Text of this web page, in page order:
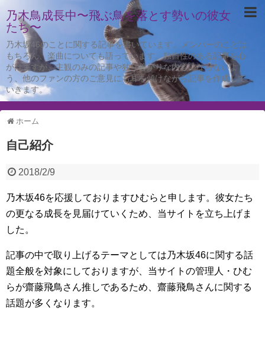
乃木鳥成長中〜飛ぶ鳥を落とす勢いの彼女
たち〜
乃木坂46のことに関する記事を書いています。メンバーのことは
もちろん、楽曲についても語っています。独自性のある記事を心
がけますが、主観のみの記事や独り善がりな内容にならないよ
う、他のファンの方のご意見にも耳を傾けながら記事を作成して
いきます。
ホーム
自己紹介
2018/2/9
乃木坂46を応援しておりますひむらと申します。彼女たち
の更なる成長を見届けていくため、当サイトを立ち上げま
した。
記事の中で取り上げるテーマとしては乃木坂46に関する話
題全般を対象にしておりますが、当サイトの管理人・ひむ
らが齋藤飛鳥さん推しであるため、齋藤飛鳥さんに関する
話題が多くなります。